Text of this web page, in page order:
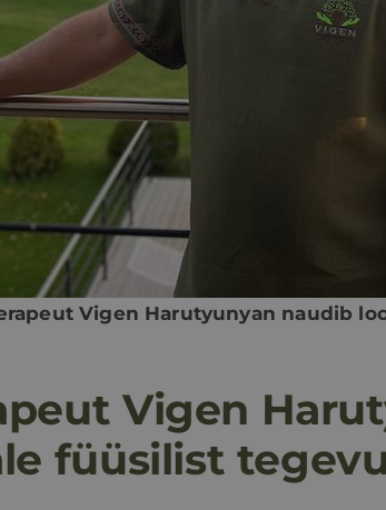
Vigen Harutyunyan naudib
Vigen
füüsilist